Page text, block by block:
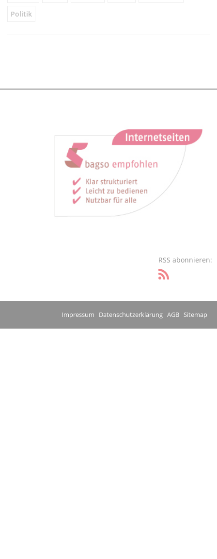
Politik
RSS abonnieren:
Impressum Datenschutzerklärung AGB Sitemap